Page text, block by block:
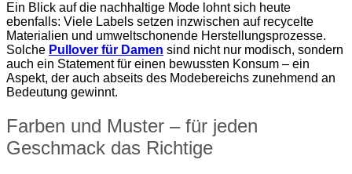
Ein Blick auf die nachhaltige Mode lohnt sich heute
ebenfalls: Viele Labels setzen inzwischen auf recycelte
Materialien und umweltschonende Herstellungsprozesse.
Solche Pullover für Damen sind nicht nur modisch, sondern
auch ein Statement für einen bewussten Konsum – ein
Aspekt, der auch abseits des Modebereichs zunehmend an
Bedeutung gewinnt.
Farben und Muster – für jeden
Geschmack das Richtige